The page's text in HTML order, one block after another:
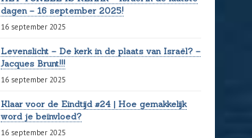
dagen – 16 september 2025!
16 september 2025
Levenslicht – De kerk in de plaats van Israël? –
Jacques Brunt!!!
16 september 2025
Klaar voor de Eindtijd #24 | Hoe gemakkelijk
word je beïnvloed?
16 september 2025